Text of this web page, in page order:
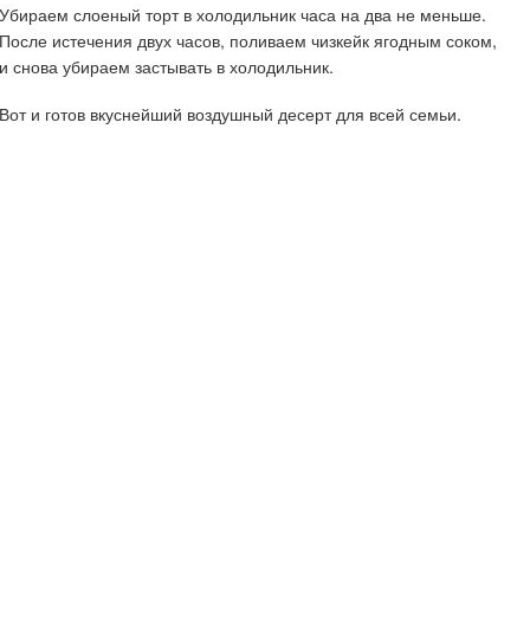
Убираем слоеный торт в холодильник часа на два не меньше.
После истечения двух часов, поливаем чизкейк ягодным соком,
и снова убираем застывать в холодильник.
Вот и готов вкуснейший воздушный десерт для всей семьи.